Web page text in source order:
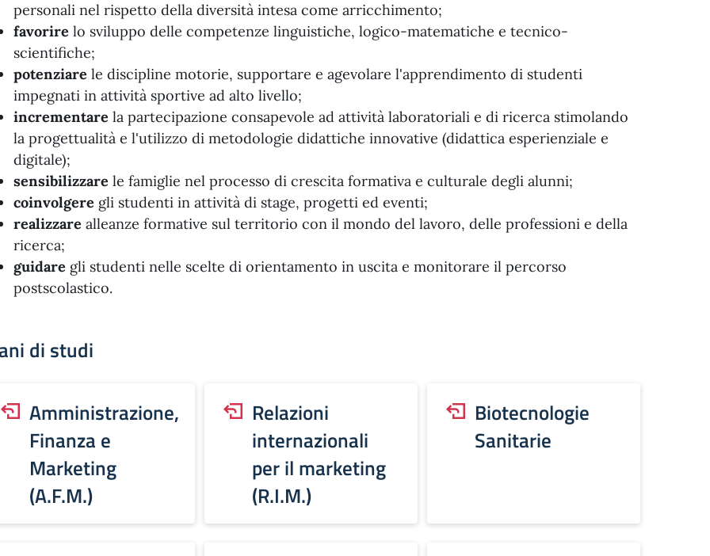
personali nel rispetto della diversità intesa come arricchimento;
favorire lo sviluppo delle competenze linguistiche, logico-matematiche e tecnico-
scientifiche;
potenziare le discipline motorie, supportare e agevolare l'apprendimento di studenti
impegnati in attività sportive ad alto livello;
incrementare la partecipazione consapevole ad attività laboratoriali e di ricerca stimolando
la progettualità e l'utilizzo di metodologie didattiche innovative (didattica esperienziale e
digitale);
sensibilizzare le famiglie nel processo di crescita formativa e culturale degli alunni;
coinvolgere gli studenti in attività di stage, progetti ed eventi;
realizzare alleanze formative sul territorio con il mondo del lavoro, delle professioni e della
ricerca;
guidare gli studenti nelle scelte di orientamento in uscita e monitorare il percorso
postscolastico.
di studi
Amministrazione,
Finanza e
Marketing
(A.F.M.)
Relazioni
internazionali
per il marketing
(R.I.M.)
Biotecnologie
Sanitarie